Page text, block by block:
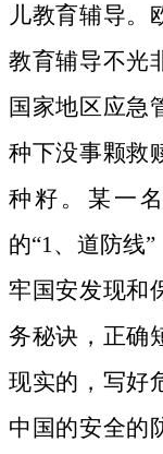
儿教育辅导。
教育辅导不光
国家地区应急
种下没事颗救
种籽。 某一
的“1、道防线
牢国安发现和
务秘诀，正确
现实的，写好
中国的安全的